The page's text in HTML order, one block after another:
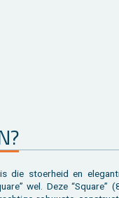
die stoer­heid en
wel. Deze “Squa­re”
draai­en om de warm­te in